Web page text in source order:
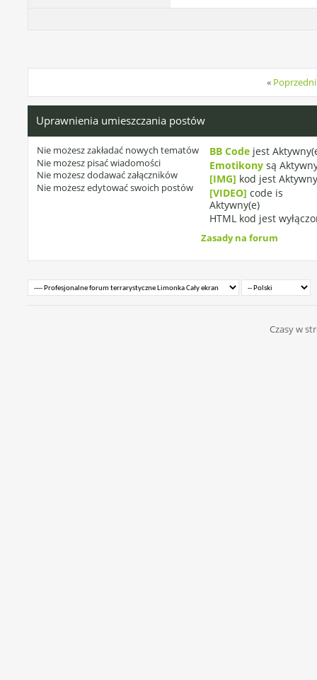
«
Uprawnienia umieszczania postów
Nie możeszzakładać nowych tematów
Nie możesz pisać wiadomości
Nie możeszdodawać załączników
Nie możeszedytować swoich postów
BB Codejest
Emotikonysą
[IMG] kod jest
[VIDEO] code is
Aktywny(e)
HTML kod jest
Zasady na forum
Czasy w